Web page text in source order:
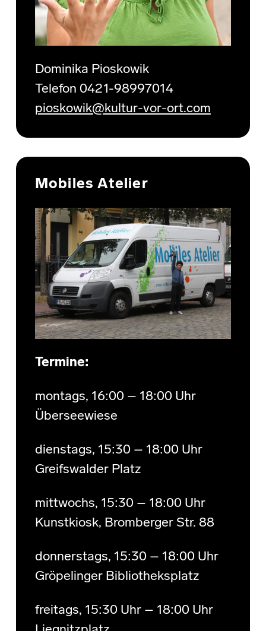
Dominika Pioskowik
Telefon 0421-98997014
pioskowik@kultur-vor-ort.com
Mobiles Atelier
Termine:
montags, 16:00 – 18:00 Uhr
Überseewiese
dienstags, 15:30 – 18:00 Uhr
Greifswalder Platz
mittwochs, 15:30 – 18:00 Uhr
Kunstkiosk, Bromberger Str. 88
donnerstags, 15:30 – 18:00 Uhr
Gröpelinger Bibliotheksplatz
freitags, 15:30 Uhr – 18:00 Uhr